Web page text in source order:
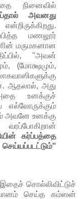
நினைவில்
அவனது
மணலூர்
மருமகனான
"அவன்
(மோக்ஷமும்,
ஆதலால், அது
அதை உனக்குச்
அவனே உனக்கு
வரப்போகிறான்
கர்ப்பத்தை
சொல்லிவிட்டுச்
செய்த கம்ஸன்